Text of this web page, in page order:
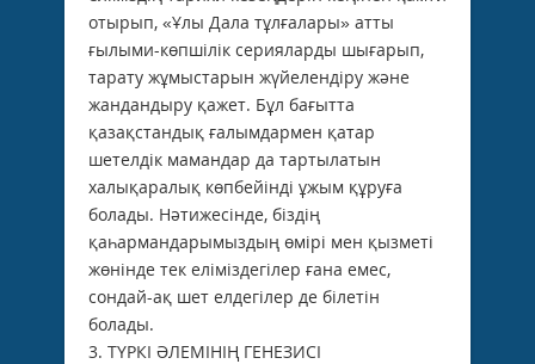
отырып, «Ұлы Дала тұлғалары» атты
ғылыми-көпшілік серияларды шығарып,
тарату жұмыстарын жүйелендіру және
жандандыру қажет. Бұл бағытта
қазақстандық ғалымдармен қатар
шетелдік мамандар да тартылатын
халықаралық көпбейінді ұжым құруға
болады. Нәтижесінде, біздің
қаһармандарымыздың өмірі мен қызметі
жөнінде тек еліміздегілер ғана емес,
сондай-ақ шет елдегілер де білетін
болады.
3. ТҮРКІ ӘЛЕМІНІҢ ГЕНЕЗИСІ